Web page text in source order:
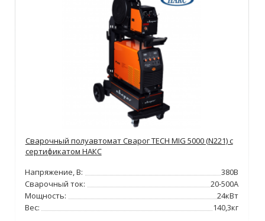
Сварочный полуавтомат Сварог TECH MIG 5000 (N221) с
сертификатом НАКС
Напряжение, В:
380В
Сварочный ток:
20-500А
Мощность:
24кВт
Вес:
140,3кг